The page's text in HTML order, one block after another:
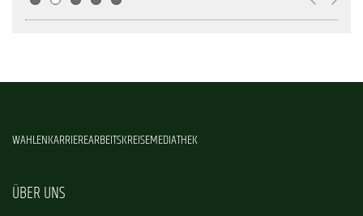
WAHLENKARRIEREARBEITSKREISEMEDIATHEK
ÜBER UNS